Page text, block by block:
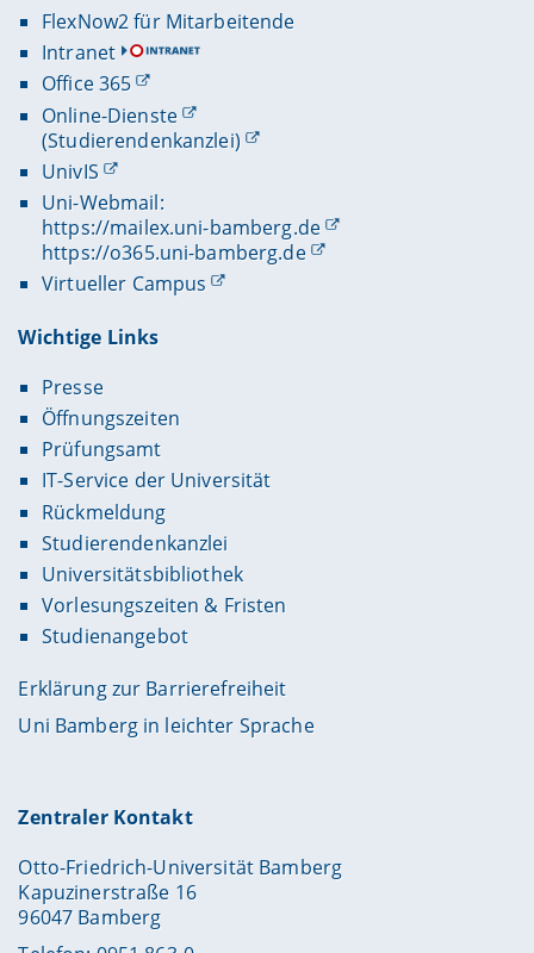
FlexNow2 für Mitarbeitende
Intranet
Office 365
Online-Dienste
(Studierendenkanzlei)
UnivIS
Uni-Webmail:
https://mailex.uni-bamberg.de
https://o365.uni-bamberg.de
Virtueller Campus
Wichtige Links
Presse
Öffnungszeiten
Prüfungsamt
IT-Service der Universität
Rückmeldung
Studierendenkanzlei
Universitätsbibliothek
Vorlesungszeiten & Fristen
Studienangebot
Erklärung zur Barrierefreiheit
Uni Bamberg in leichter Sprache
Zentraler Kontakt
Otto-Friedrich-Universität Bamberg
Kapuzinerstraße 16
96047 Bamberg